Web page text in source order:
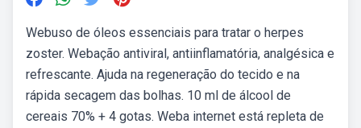
Webuso de óleos essenciais para tratar o herpes
zoster. Webação antiviral, antiinflamatória, analgésica e
refrescante. Ajuda na regeneração do tecido e na
rápida secagem das bolhas. 10 ml de álcool de
cereais 70% + 4 gotas. Weba internet está repleta de